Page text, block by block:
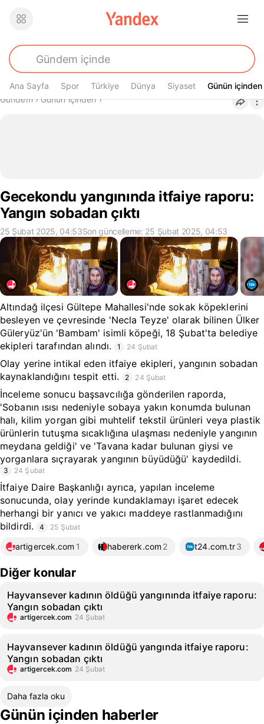
Ana Sayfa Spor Türkiye Dünya Siyaset Günün içinden
Günün içinden
Buradasın
Gündem› Günün içinden›
Gecekondu yangınında itfaiye raporu:
Yangın sobadan çıktı
25 Şubat 2025, 04:53Son güncelleme: 25 Şubat 2025, 04:53
Altındağ ilçesi Gültepe Mahallesi'nde sokak köpeklerini
besleyen ve çevresinde 'Necla Teyze' olarak bilinen Ülker
Güleryüz'ün 'Bambam' isimli köpeği, 18 Şubat'ta belediye
ekipleri tarafından alındı.
1 24 Şubat
Olay yerine intikal eden itfaiye ekipleri, yangının sobadan
kaynaklandığını tespit etti.
2 24 Şubat
İnceleme sonucu başsavcılığa gönderilen raporda,
'Sobanın ısısı nedeniyle sobaya yakın konumda bulunan
halı, kilim yorgan gibi muhtelif tekstil ürünleri veya plastik
ürünlerin tutuşma sıcaklığına ulaşması nedeniyle yangının
meydana geldiği' ve 'Tavana kadar bulunan giysi ve
yorganlara sıçrayarak yangının büyüdüğü' kaydedildi.
3 24 Şubat
İtfaiye Daire Başkanlığı ayrıca, yapılan inceleme
sonucunda, olay yerinde kundaklamayı işaret edecek
herhangi bir yanıcı ve yakıcı maddeye rastlanmadığını
bildirdi.
4 25 Şubat
artigercek.com 1 habererk.com 2 t24.com.tr3
Diğer konular
Hayvansever kadının öldüğü yangınında itfaiye raporu:
Yangın sobadan çıktı
artigercek.com 24 Şubat
Hayvansever kadının öldüğü yangında itfaiye raporu:
Yangın sobadan çıktı
artigercek.com 24 Şubat
Daha fazla oku
Günün içinden haberler